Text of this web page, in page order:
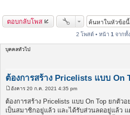
ตอบกลับโพส
2 โพสต์ • หน้า 1 จากทั้
บุคคลทั่วไป
ต้องการสร้าง Pricelists แบบ On
พ
ส
ต์
อังคาร 20 ก.ค. 2021 4:35 pm
ต้องการสร้าง Pricelists แบบ On Top ยกตัว
เป็นสมาชิกอยู่แล้ว และได้รับส่วนลดอยู่แล้ว